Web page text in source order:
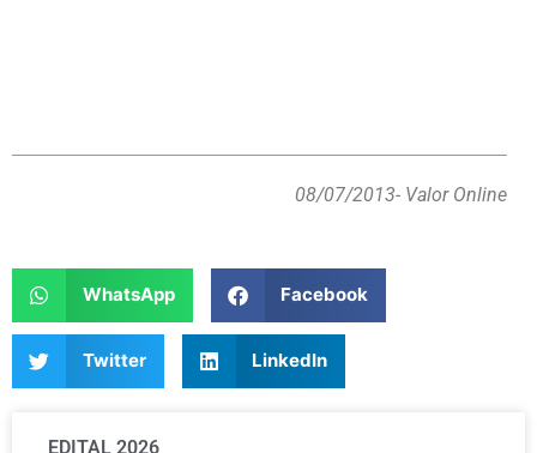
08/07/2013- Valor Online
WhatsApp Facebook
Twitter LinkedIn
EDITAL 2026